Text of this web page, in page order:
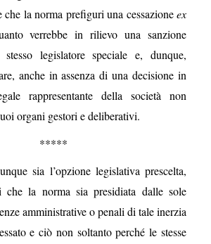
che la norma prefiguri una cessazioneex
verrebbe in rilievo una sanzione
legislatore speciale e, dunque,
anche in assenza di una decisione in
rappresentante della società non
organi gestori e deliberativi.
*****
sia l’opzione legislativa prescelta,
che la norma sia presidiata dalle sole
amministrative o penali di tale inerzia
e ciò non soltanto perché le stesse